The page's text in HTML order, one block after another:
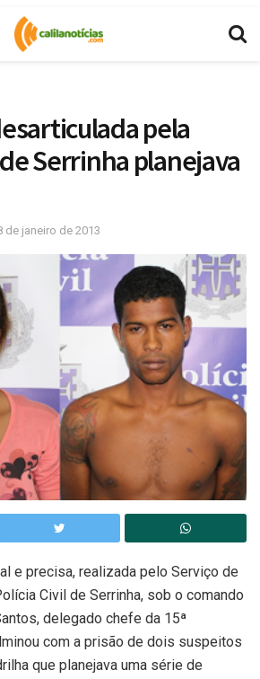
pela
Serrinha planejava
de janeiro de 2013
e precisa, realizada pelo Serviço de
Civil de Serrinha, sob o comando
delegado chefe da 15ª
com a prisão de dois suspeitos
que planejava uma série de